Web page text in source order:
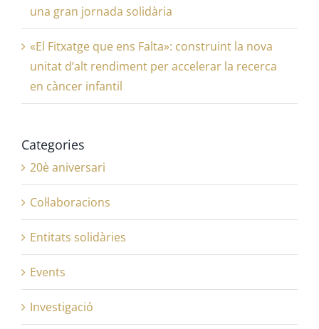
una gran jornada solidària
«El Fitxatge que ens Falta»: construint la nova
unitat d’alt rendiment per accelerar la recerca
en càncer infantil
Categories
20è aniversari
Col·laboracions
Entitats solidàries
Events
Investigació